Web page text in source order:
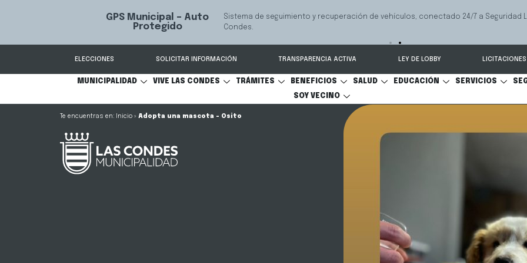
GPS Municipal – Auto
Protegido
Sistema de seguimiento y recuperación de vehículos, conectado 24/7 a Seguridad
Condes.
ELECCIONES SOLICITAR INFORMACIÓN TRANSPARENCIA ACTIVA LEY DE LOBBY LICITACIONES
MUNICIPALIDAD VIVE LAS CONDES TRÁMITES BENEFICIOS SALUD EDUCACIÓN SERVICIOS
SOY VECINO
Inicio » Adopta una mascota – Osito